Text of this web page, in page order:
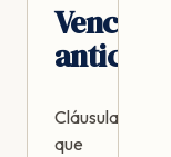
Cláusula
que